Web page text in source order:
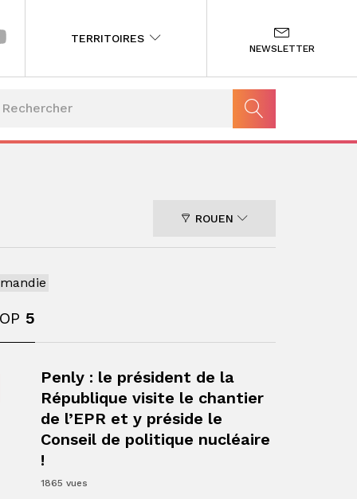
TERRITOIRES
NEWSLETTER
ROUEN
5
Penly : le président de la
République visite le chantier
de l’EPR et y préside le
Conseil de politique nucléaire
!
1865 vues